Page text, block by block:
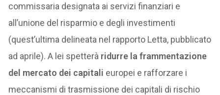
commissaria designata ai servizi finanziari e
all’unione del risparmio e degli investimenti
(quest’ultima delineata nel rapporto Letta, pubblicato
ad aprile). A lei spetterà ridurre la frammentazione
del mercato dei capitali europei e rafforzare i
meccanismi di trasmissione dei capitali di rischio